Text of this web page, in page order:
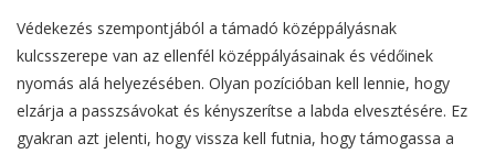
Védekezés szempontjából a támadó középpályásnak
kulcsszerepe van az ellenfél középpályásainak és védőinek
nyomás alá helyezésében. Olyan pozícióban kell lennie, hogy
elzárja a passzsávokat és kényszerítse a labda elvesztésére. Ez
gyakran azt jelenti, hogy vissza kell futnia, hogy támogassa a